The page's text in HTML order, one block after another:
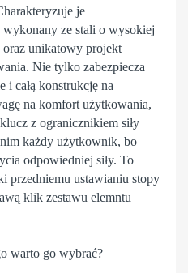
je
ze stali o wysokiej
oraz unikatowy projekt
Nie tylko zabezpiecza
i całą konstrukcję na
na komfort użytkowania,
z ogranicznikiem siły
każdy użytkownik, bo
odpowiedniej siły. To
przedniemu ustawianiu stopy
klik zestawu elemntu
warto go wybrać?